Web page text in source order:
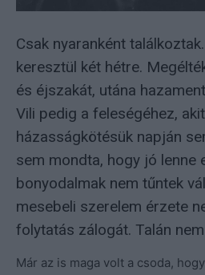
Csak nyaranként
keresztül két hétre.
és éjszakát, utána
Vili pedig a feleségéhez,
házasságkötésük napján
sem mondta, hogy jó lenne
bonyodalmak nem tűntek
mesebeli szerelem érzete
folytatás zálogát. Talán
Már az is maga volt a csoda,